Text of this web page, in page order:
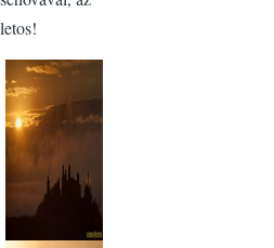
letos!